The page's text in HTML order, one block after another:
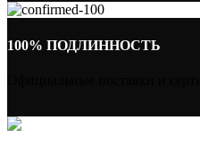
100% ПОДЛИННОСТЬ